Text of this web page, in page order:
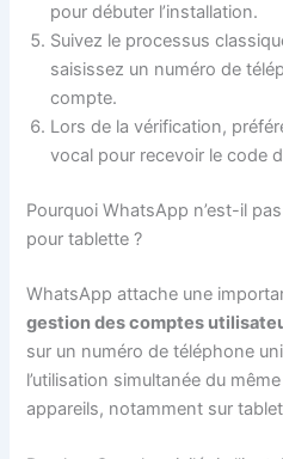
pour débuter l’installation.
Suivez le processus
saisissez un numéro de
compte.
Lors de la vérification,
vocal pour recevoir le code
Pourquoi WhatsApp n’est-il
pour tablette ?
WhatsApp attache une
gestion des comptes
sur un numéro de téléphone
l’utilisation simultanée du
appareils, notamment sur